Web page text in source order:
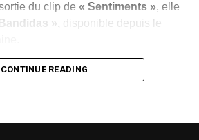
du clip de « Sentiments », elle
»,
disponible depuis le
publications illustre la volonté du
CONTINUE READING